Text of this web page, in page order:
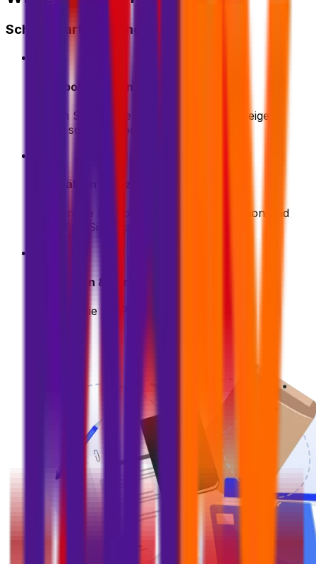
Schnellstartanleitung
Angebot einholen
Geben Sie Ihre Versanddetails ein. Wir zeigen
Ihnen sofort die besten Angebote
Auswählen & Bezahlen
Wählen Sie Ihre bevorzugte Versandoption und
schließen Sie Ihre Zahlung sicher ab
Verpacken & Vorbereiten
Machen Sie Ihr Paket fertig